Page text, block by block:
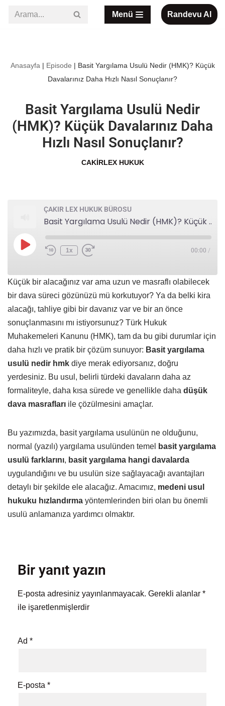
Menü Randevu Al
Anasayfa | Episode | Basit Yargılama Usulü Nedir (HMK)? Küçük
Davalarınız Daha Hızlı Nasıl Sonuçlanır?
Basit Yargılama Usulü Nedir
(HMK)? Küçük Davalarınız Daha
Hızlı Nasıl Sonuçlanır?
CAKIRLEX HUKUK
ÇAKIR LEX HUKUK BÜROSU
Basit Yargılama Usulü Nedir (HMK)? Küçük Davalarınız Daha Hızlı Nasıl Sonuçlanır?
1x 00:00 /
Küçük bir alacağınız var ama uzun ve masraflı olabilecek
bir dava süreci gözünüzü mü korkutuyor? Ya da belki kira
alacağı, tahliye gibi bir davanız var ve bir an önce
sonuçlanmasını mı istiyorsunuz? Türk Hukuk
Muhakemeleri Kanunu (HMK), tam da bu gibi durumlar için
daha hızlı ve pratik bir çözüm sunuyor: Basit yargılama
usulü nedir hmk diye merak ediyorsanız, doğru
yerdesiniz. Bu usul, belirli türdeki davaların daha az
formaliteyle, daha kısa sürede ve genellikle daha düşük
dava masrafları ile çözülmesini amaçlar.
Bu yazımızda, basit yargılama usulünün ne olduğunu,
normal (yazılı) yargılama usulünden temel
basit yargılama
usulü farklarını, basit yargılama hangi davalarda
uygulandığını ve bu usulün size sağlayacağı avantajları
detaylı bir şekilde ele alacağız. Amacımız, medeni usul
hukuku hızlandırma yöntemlerinden biri olan bu önemli
usulü anlamanıza yardımcı olmaktır.
Bir yanıt yazın
E-posta adresiniz yayınlanmayacak. Gerekli alanlar *
ile işaretlenmişlerdir
Ad *
E-posta *